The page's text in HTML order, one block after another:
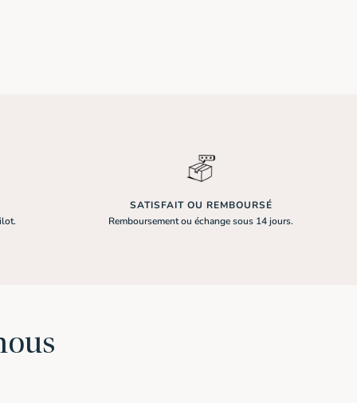
SATISFAIT OU REMBOURSÉ
Remboursement ou échange sous 14 jours.